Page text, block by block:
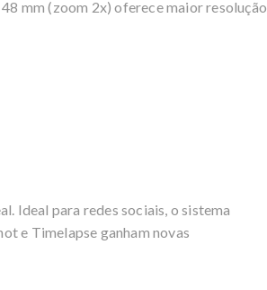
mm (zoom 2x) oferece maior resolução
Ideal para redes sociais, o sistema
e Timelapse ganham novas